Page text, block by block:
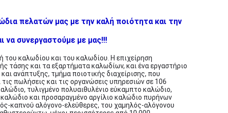
πελατών μας με την καλή ποιότητα και την
να συνεργαστούμε με μας!!!
του καλωδίου και του καλωδίου. Η επιχείρηση
τάσης και τα εξαρτήματα καλωδίων, και ένα εργαστήριο
ανάπτυξης, τμήμα ποιοτικής διαχείρισης, που
πωλήσεις και τις οργανώσεις υπηρεσιών σε 106
τυλιγμένο πολυαιθυλένιο εύκαμπτο καλώδιο,
και προσαραγμένο αργίλιο καλώδιο πυρήνων
καπνού αλόγονο-ελεύθερες, του χαμηλός-αλόγονου